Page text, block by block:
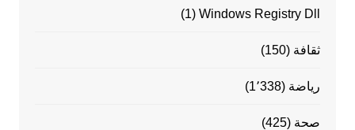
Windows Registry Dll
(1)
ثقافة (150)
رياضة (1٬338)
صحة (425)